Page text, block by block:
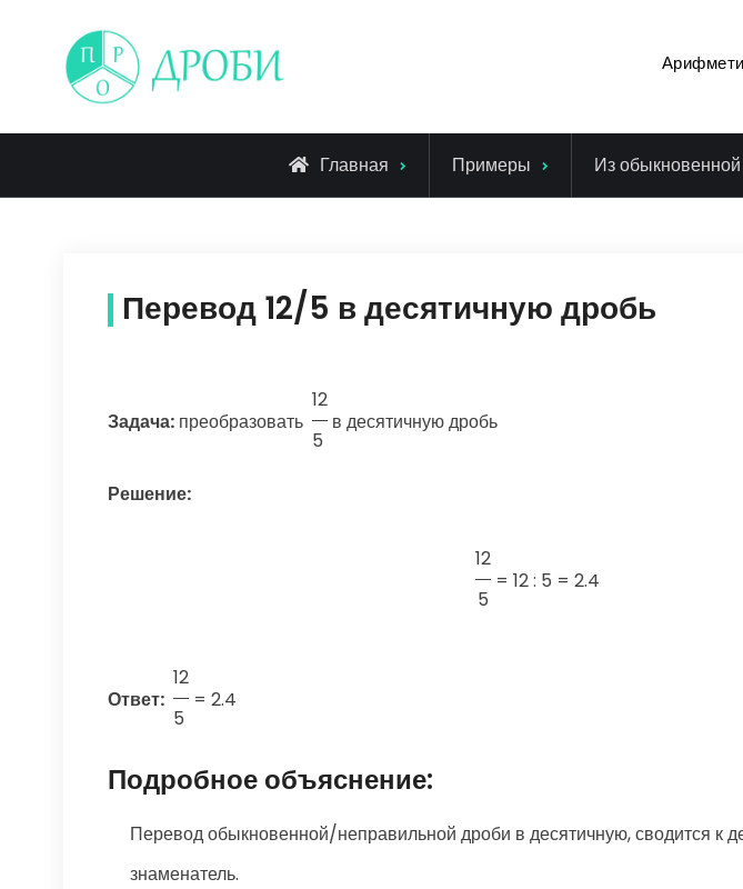
content
Главная Примеры Из
Перевод 12/5 в десятичную дробь
Задача: преобразовать
12
5
в десятичную дробь
Решение:
12
5
= 12 : 5 = 2.4
Ответ:
12
5
= 2.4
Подробное объяснение:
Перевод обыкновенной/неправильной дроби в десятичную, сводится к
знаменатель.